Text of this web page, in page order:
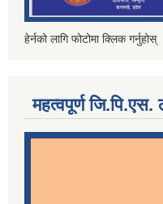
हेर्नको लागि फोटोमा क्लिक गर्नुहोस्
महत्वपूर्ण